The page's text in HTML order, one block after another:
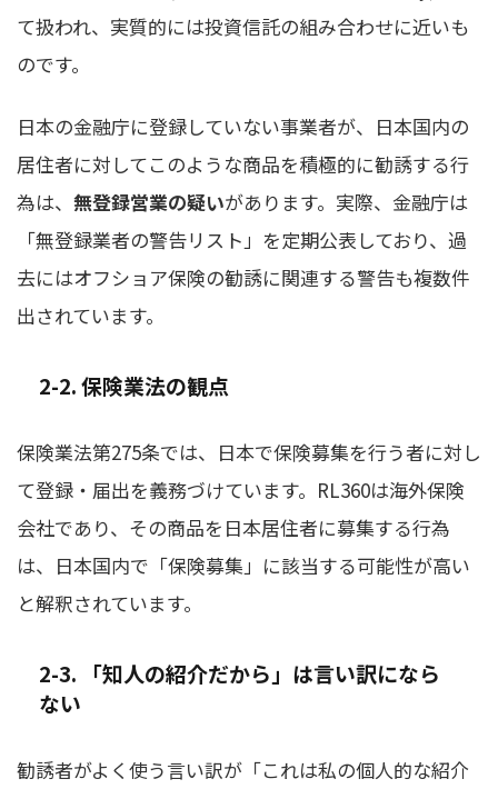
て扱われ、実質的には投資信託の組み合わせに近いも
のです。
日本の金融庁に登録していない事業者が、日本国内の
居住者に対してこのような商品を積極的に勧誘する行
為は、 無登録営業の疑いがあります。実際、金融庁は
「無登録業者の警告リスト」を定期公表しており、過
去にはオフショア保険の勧誘に関連する警告も複数件
出されています。
2-2. 保険業法の観点
保険業法第275条では、日本で保険募集を行う者に対し
て登録・届出を義務づけています。RL360は海外保険
会社であり、その商品を日本居住者に募集する行為
は、日本国内で「保険募集」に該当する可能性が高い
と解釈されています。
2-3. 「知人の紹介だから」は言い訳になら
ない
勧誘者がよく使う言い訳が「これは私の個人的な紹介